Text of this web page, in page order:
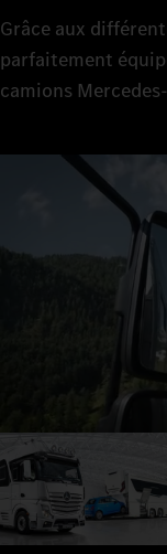
Grâce aux
parfaitement
camions